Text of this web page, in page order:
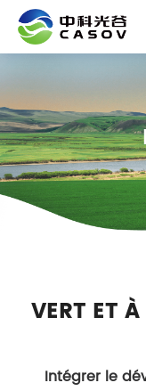
VERT ET
Intégrer le